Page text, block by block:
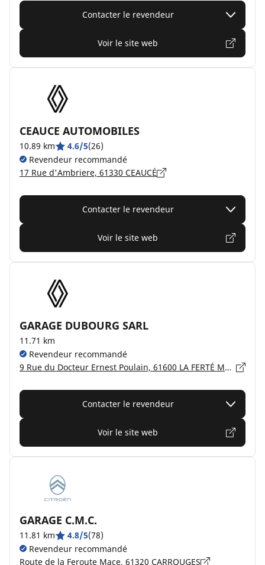
Contacter le revendeur
Voir le site web
CEAUCE AUTOMOBILES
10.89 km 4.6/5(26)
Revendeur recommandé
17 Rue d'Ambriere, 61330 CEAUCÉ
Contacter le revendeur
Voir le site web
GARAGE DUBOURG SARL
11.71 km
Revendeur recommandé
9 Rue du Docteur Ernest Poulain, 61600 LA FERTÉ MACÉ
Contacter le revendeur
Voir le site web
GARAGE C.M.C.
11.81 km 4.8/5(78)
Revendeur recommandé
Route de la Feroute Mace, 61320 CARROUGES